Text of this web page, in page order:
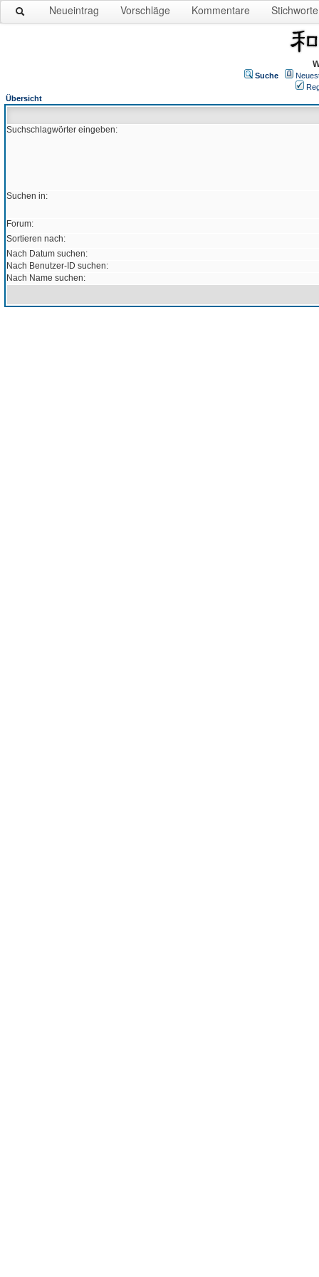
Neueintrag Vorschläge Kommentare Stichworte
Suche
Übersicht
Suchschlagwörter eingeben:
Suchen in:
Forum:
Sortieren nach:
Nach Datum suchen:
Nach Benutzer-ID suchen:
Nach Name suchen: